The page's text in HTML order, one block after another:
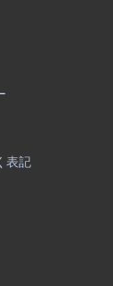
表記